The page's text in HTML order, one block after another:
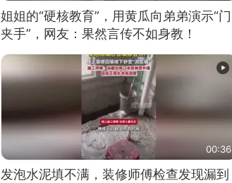
姐姐的“硬核教育”，用黄瓜向弟弟演示“门
夹手”，网友：果然言传不如身教！
00:36
发泡水泥填不满，装修师傅检查发现漏到